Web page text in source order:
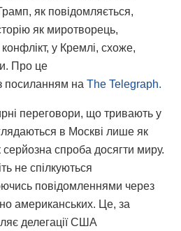
як повідомляється,
як миротворець,
у Кремлі, схоже,
Про це
посиланням на The Telegraph.
переговори, що тривають у
в Москві лише як
серйозна спроба досягти миру.
не спілкуються
повідомленнями через
американських. Це, за
делегації США